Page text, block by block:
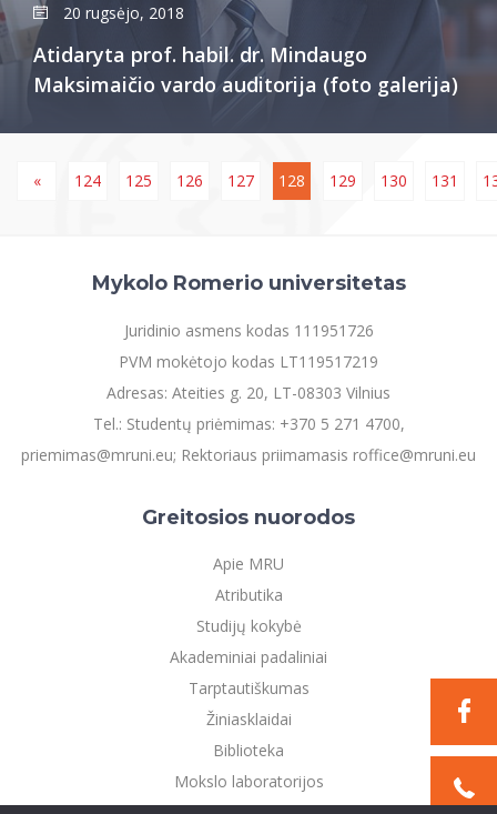
20 rugsėjo, 2018
Atidaryta prof. habil. dr. Mindaugo
Maksimaičio vardo auditorija (foto galerija)
« 124 125 126 127 128 129 130 131
Mykolo Romerio universitetas
Juridinio asmens kodas 111951726
PVM mokėtojo kodas LT119517219
Adresas: Ateities g. 20, LT-08303 Vilnius
Tel.: Studentų priėmimas: +370 5 271 4700,
priemimas@mruni.eu; Rektoriaus priimamasis roffice@mruni.eu
Greitosios nuorodos
Apie MRU
Atributika
Studijų kokybė
Akademiniai padaliniai
Tarptautiškumas
Žiniasklaidai
Biblioteka
Mokslo laboratorijos